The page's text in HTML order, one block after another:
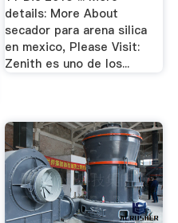
details: More About
secador para arena silica
en mexico, Please Visit:
Zenith es uno de los...